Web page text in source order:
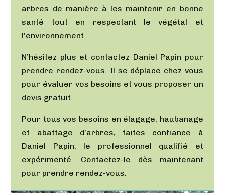
arbres de manière à les maintenir en bonne
santé tout en respectant le végétal et
l’environnement.
N’hésitez plus et contactez Daniel Papin pour
prendre rendez-vous. Il se déplace chez vous
pour évaluer vos besoins et vous proposer un
devis gratuit.
Pour tous vos besoins en élagage, haubanage
et abattage d’arbres, faites confiance à
Daniel Papin, le professionnel qualifié et
expérimenté. Contactez-le dès maintenant
pour prendre rendez-vous.